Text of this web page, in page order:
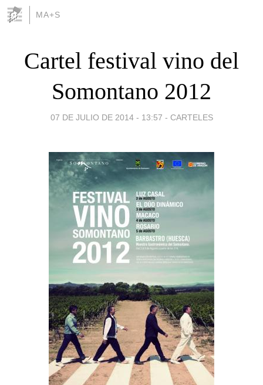
MA+S
Cartel festival vino del
Somontano 2012
07 DE JULIO DE 2014 - 13:57 - CARTELES